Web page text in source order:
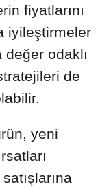
fiyatlarını
iyileştirmeler
odaklı
de
yeni